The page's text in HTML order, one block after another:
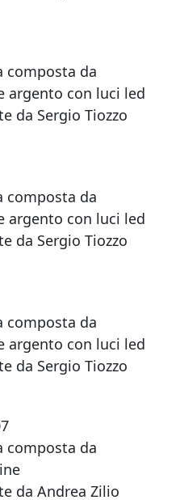
composta da
argento con luci led
da Sergio Tiozzo
composta da
argento con luci led
da Sergio Tiozzo
composta da
argento con luci led
da Sergio Tiozzo
composta da
da Andrea Zilio